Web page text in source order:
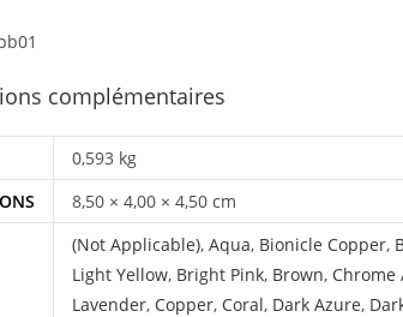
complémentaires
0,593 kg
8,50 × 4,00 × 4,50 cm
(Not Applicable), Aqua, Bionicle Copper,
Light Yellow, Bright Pink, Brown, Chrome
Lavender, Copper, Coral, Dark Azure,